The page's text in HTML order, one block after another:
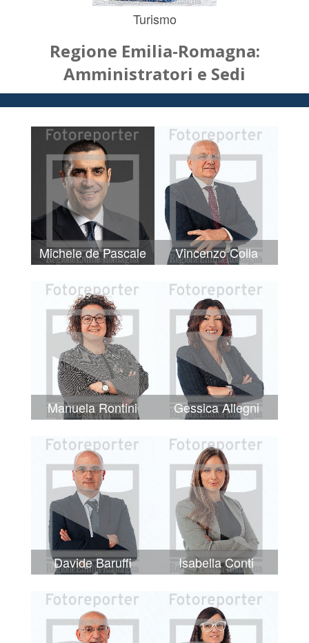
Turismo
Regione Emilia-Romagna:
Amministratori e Sedi
Michele de Pascale Vincenzo Colla
Manuela Rontini Gessica Allegni
Davide Baruffi Isabella Conti